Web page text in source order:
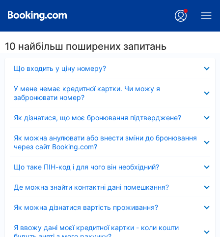
10 найбільш поширених запитань
Що входить у ціну номеру?
У мене немає кредитної картки. Чи можу я
забронювати номер?
Як дізнатися, що моє бронювання підтверджене?
Як можна анулювати або внести зміни до бронювання
через сайт Booking.com?
Що таке ПІН-код і для чого він необхідний?
Де можна знайти контактні дані помешкання?
Як можна дізнатися вартість проживання?
Я ввожу дані моєї кредитної картки - коли кошти